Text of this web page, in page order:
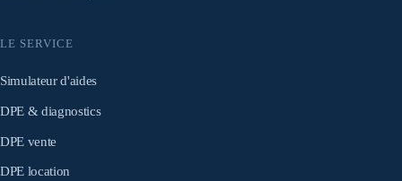
LE SERVICE
Simulateur d'aides
DPE & diagnostics
DPE vente
DPE location